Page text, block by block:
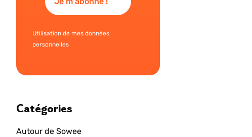
Utilisation de mes données
personnelles
Catégories
Autour de Sowee